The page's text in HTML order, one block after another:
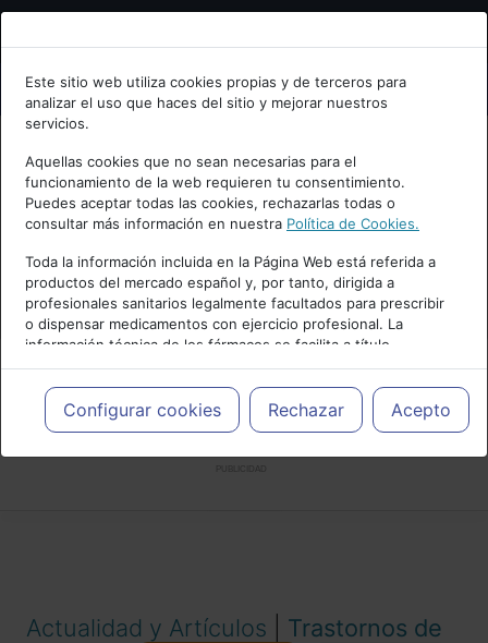
Bienvenid@ a psiquiatria.com
Escribe tu Email
Accede o regístrate con tu email.
Cancelar
Este sitio web utiliza cookies propias y de terceros para
analizar el uso que haces del sitio y mejorar nuestros
servicios.
Aquellas cookies que no sean necesarias para el
funcionamiento de la web requieren tu consentimiento.
Puedes aceptar todas las cookies, rechazarlas todas o
consultar más información en nuestra Política de Cookies.
Toda la información incluida en la Página Web está referida a
productos del mercado español y, por tanto, dirigida a
profesionales sanitarios legalmente facultados para prescribir
o dispensar medicamentos con ejercicio profesional. La
información técnica de los fármacos se facilita a título
meramente informativo, siendo responsabilidad de los
profesionales facultados prescribir medicamentos y decidir, en
cada caso concreto, el tratamiento más adecuado a las
necesidades del paciente.
Configurar cookies Rechazar Acepto
Actualidad y Artículos
Trastornos de